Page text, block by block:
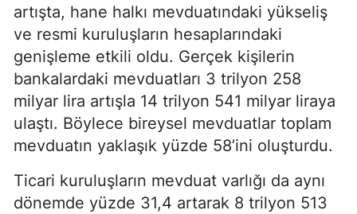
artışta, hane halkı mevduatındaki yükseliş
ve resmi kuruluşların hesaplarındaki
genişleme etkili oldu. Gerçek kişilerin
bankalardaki mevduatları 3 trilyon 258
milyar lira artışla 14 trilyon 541 milyar liraya
ulaştı. Böylece bireysel mevduatlar toplam
mevduatın yaklaşık yüzde 58’ini oluşturdu.
Ticari kuruluşların mevduat varlığı da aynı
dönemde yüzde 31,4 artarak 8 trilyon 513